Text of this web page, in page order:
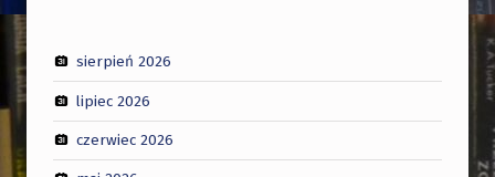
sierpień 2026
lipiec 2026
czerwiec 2026